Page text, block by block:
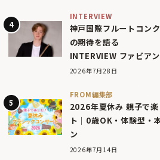
INTERVIEW
神戸国際フルートコン
の期待を語る
INTERVIEW ファビア
2026年7月28日
FROM編集部
2026年夏休み 親子で
ト｜0歳OK・体験型・
ン
2026年7月14日